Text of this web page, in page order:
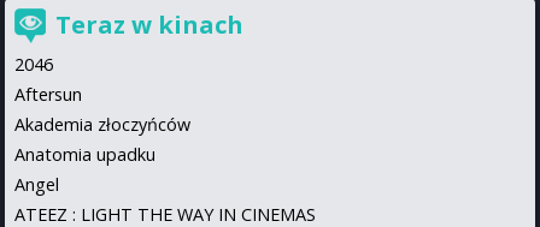
Teraz w kinach
2046
Aftersun
Akademia złoczyńców
Anatomia upadku
Angel
ATEEZ : LIGHT THE WAY IN CINEMAS